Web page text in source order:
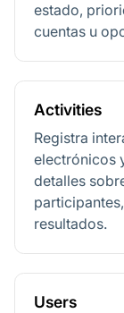
estado,
cuentas u
Activities
Registra
electrónicos
detalles
resultados.
Users